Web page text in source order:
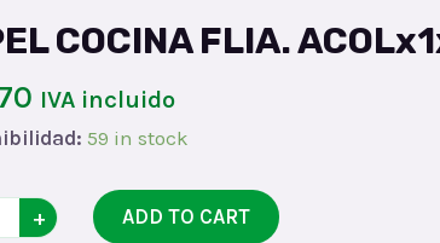
COCINA FLIA.
IVA incluido
59 in stock
+ ADD TO CART